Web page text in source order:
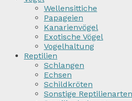
Wellensittiche
Papageien
Kanarienvögel
Exotische Vögel
Vogelhaltung
Reptilien
Schlangen
Echsen
Schildkröten
Sonstige Reptilienarten